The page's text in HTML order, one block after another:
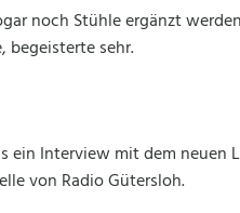
noch Stühle ergänzt
begeisterte sehr.
Interview mit dem neuen
von Radio Gütersloh.